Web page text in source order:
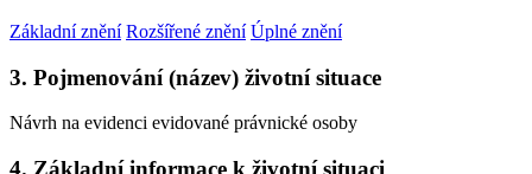
Základní znění Rozšířené znění Úplné znění
3. Pojmenování (název) životní situace
Návrh na evidenci evidované právnické osoby
4. Základní informace k životní situaci